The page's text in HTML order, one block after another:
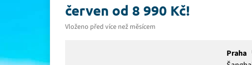
červen od 8 990 Kč!
Vloženo před více než měsícem
Praha